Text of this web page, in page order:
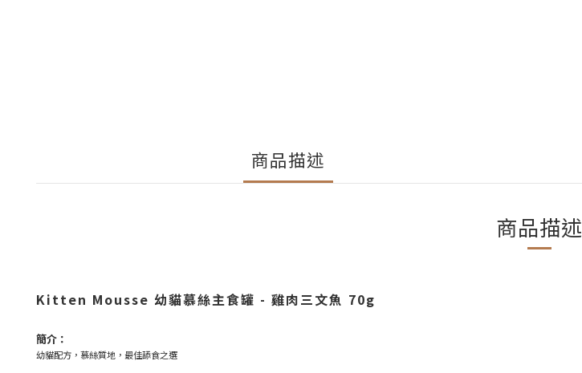
商品描述
商品描述
Kitten Mousse 幼貓慕絲主食罐 - 雞肉三文魚 70g
簡介：
幼貓配方，慕絲質地，最佳舔食之選